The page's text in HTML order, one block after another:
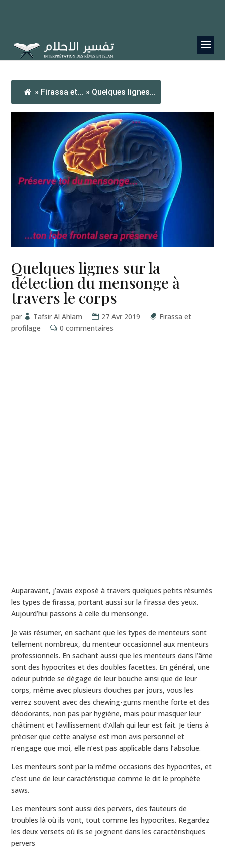
» Firassa et... » Quelques lignes...
Quelques lignes sur la
détection du mensonge à
travers le corps
par Tafsir Al Ahlam 27 Avr 2019
Firassa et
profilage
0 commentaires
Auparavant, j’avais exposé à travers quelques petits résumés
les types de firassa, portant aussi sur la firassa des yeux.
Aujourd’hui passons à celle du mensonge.
Je vais résumer, en sachant que les types de menteurs sont
tellement nombreux, du menteur occasionnel aux menteurs
professionnels. En sachant aussi que les menteurs dans l’âme
sont des hypocrites et des doubles facettes. En général, une
odeur putride se dégage de leur bouche ainsi que de leur
corps, même avec plusieurs douches par jours, vous les
verrez souvent avec des chewing-gums menthe forte et des
déodorants, non pas par hygiène, mais pour masquer leur
châtiment et l’avillissement d’Allah qui leur est fait. Je tiens à
préciser que cette analyse est mon avis personnel et
n’engage que moi, elle n’est pas applicable dans l’absolue.
Les menteurs sont par la même occasions des hypocrites, et
c’est une de leur caractéristique comme le dit le prophète
saws.
Les menteurs sont aussi des pervers, des fauteurs de
troubles là où ils vont, tout comme les hypocrites. Regardez
les deux versets où ils se joignent dans les caractéristiques
pervers